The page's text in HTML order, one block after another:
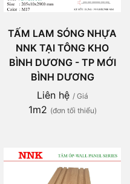
TẤM LAM SÓNG NHỰA
NNK TẠI TÔNG KHO
BÌNH DƯƠNG - TP MỚI
BÌNH DƯƠNG
Liên hệ / Giá
1m2 (đơn tối thiểu)